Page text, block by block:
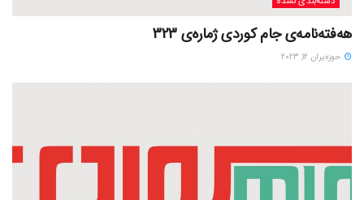
هەفتەنامەی جام کوردی ژمارەی 323
حوزه‌یران 12, 2023